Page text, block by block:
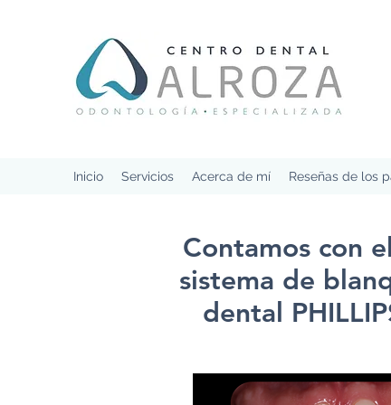
Inicio Servicios Acerca de mí Reseñas de los
Contamos con
sistema de
dental